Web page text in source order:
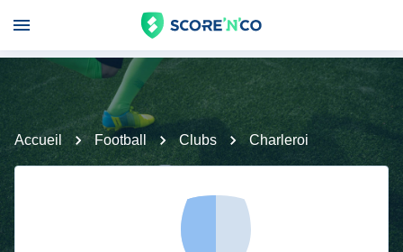
Accueil Football Clubs Charleroi